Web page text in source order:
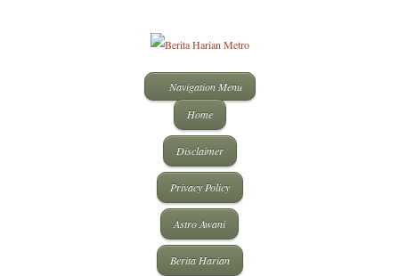
Navigation Menu
Home
Disclaimer
Privacy Policy
Astro Awani
Berita Harian